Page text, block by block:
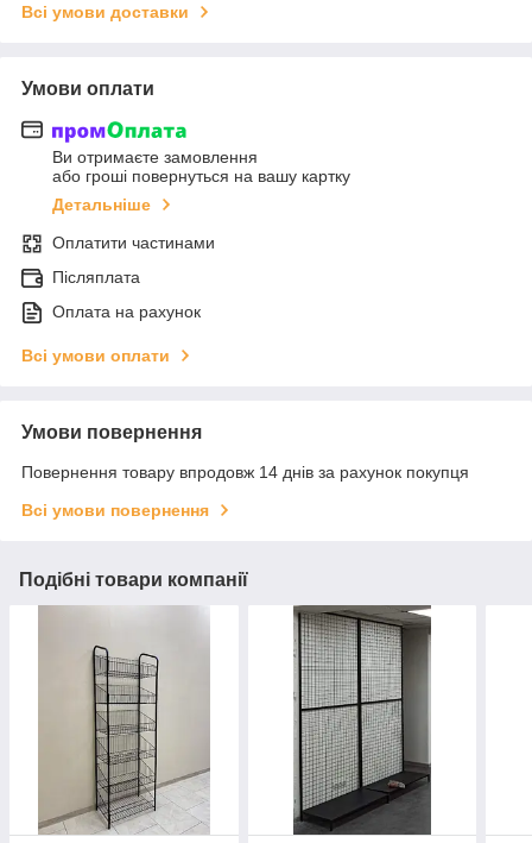
Всі умови доставки
Умови оплати
Ви отримаєте замовлення
або гроші повернуться на вашу картку
Детальніше
Оплатити частинами
Післяплата
Оплата на рахунок
Всі умови оплати
Умови повернення
Повернення товару впродовж 14 днів за рахунок покупця
Всі умови повернення
Подібні товари компанії